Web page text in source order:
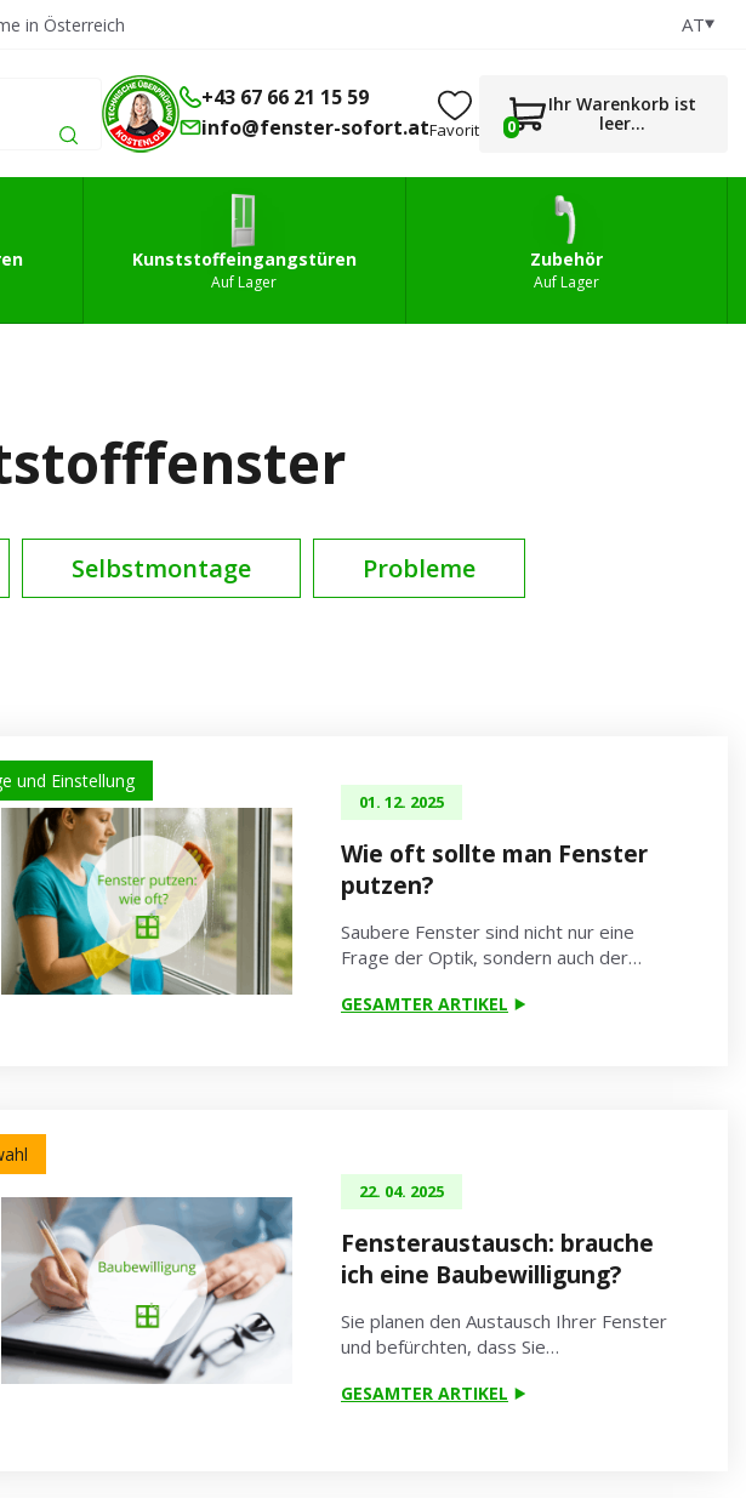
Kunststoffeingangstüren 0
in Österreich AT
+43 67 66 21 15 59
info@fenster-sofort.atFavorit 0
Ihr Warenkorb ist
leer...
Kunststoffeingangstüren
Auf Lager
Zubehör
Auf Lager
Selbstmontage Probleme
und Einstellung
01. 12. 2025
Wie oft sollte man Fenster
putzen?
Saubere Fenster sind nicht nur eine
Frage der Optik, sondern auch der…
GESAMTER ARTIKEL
22. 04. 2025
Fensteraustausch: brauche
ich eine Baubewilligung?
Sie planen den Austausch Ihrer Fenster
und befürchten, dass Sie…
GESAMTER ARTIKEL